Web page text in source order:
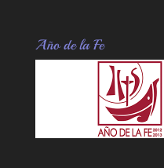
Año de la Fe